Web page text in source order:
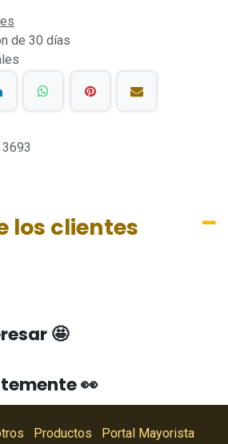
de 30 días
3693
los clientes
🤩
👀
Productos Portal Mayorista